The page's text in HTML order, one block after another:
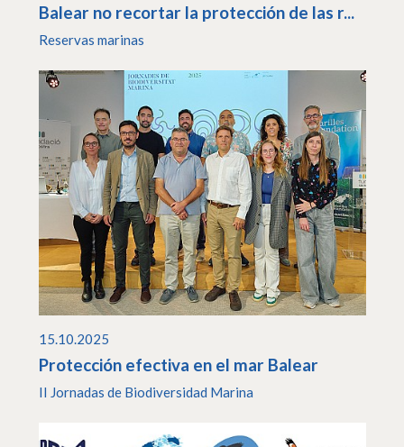
Balear no recortar la protección de las r...
Reservas marinas
15.10.2025
Protección efectiva en el mar Balear
II Jornadas de Biodiversidad Marina